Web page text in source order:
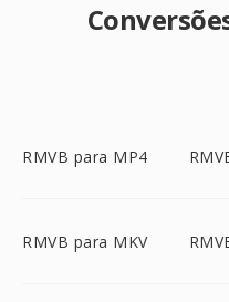
RMVB para MP4
RMVB para MKV